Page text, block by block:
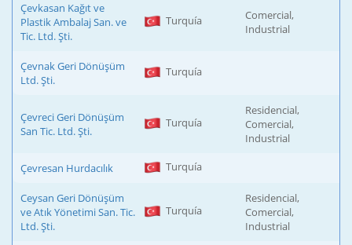
Çevkasan Kağıt ve
Plastik Ambalaj San. ve
Tic. Ltd. Şti.
Turquía
Comercial,
Industrial
Çevnak Geri Dönüşüm
Ltd. Şti.
Turquía
Çevreci Geri Dönüşüm
San Tic. Ltd. Şti.
Turquía
Residencial,
Comercial,
Industrial
Çevresan Hurdacılık Turquía
Ceysan Geri Dönüşüm
ve Atık Yönetimi San. Tic.
Ltd. Şti.
Turquía
Residencial,
Comercial,
Industrial